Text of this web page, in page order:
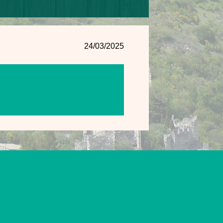
24/03/2025